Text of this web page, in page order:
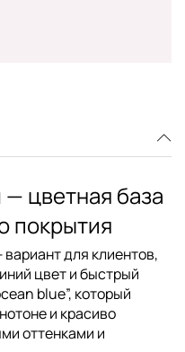
— цветная база
покрытия
вариант для клиентов,
цвет и быстрый
blue”, который
и красиво
оттенками и